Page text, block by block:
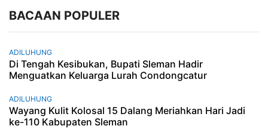
BACAAN POPULER
ADILUHUNG
Di Tengah Kesibukan, Bupati Sleman Hadir
Menguatkan Keluarga Lurah Condongcatur
ADILUHUNG
Wayang Kulit Kolosal 15 Dalang Meriahkan Hari Jadi
ke-110 Kabupaten Sleman